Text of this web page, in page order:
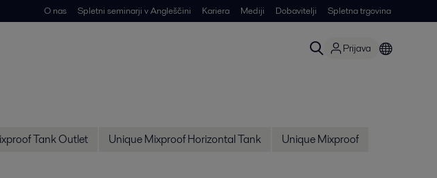
O nas Spletni seminarji v Angleščini Kariera Mediji Dobavitelji Spletna trgovina
Prijava
Tank Outlet Unique Mixproof Horizontal Tank
Unique Mixproof